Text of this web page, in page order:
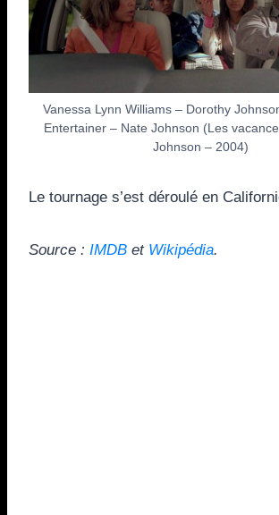
Vanessa Lynn Williams – Dorothy
Entertainer – Nate Johnson (Les
Johnson – 2004)
Le tournage s’est déroulé en
Source : IMDB et Wikipédia.